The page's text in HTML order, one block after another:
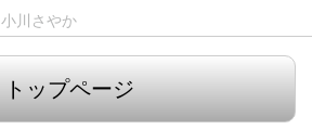
小川さやか
トップページ